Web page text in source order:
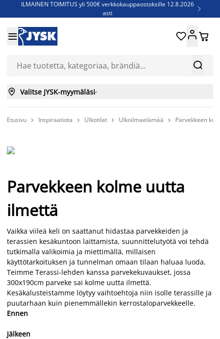
ILMAINEN TOIMITUS yli 500€ verkkokauppaostoksille 12.8.2026
asti

Jenkkisänkyjä - Säästä jopa 60%


 
 Valitse JYSK-myymäläsi
Etusivu  Inspiraatiota  Ulkotilat  Ulkoilmaelämää  Parvekkeen
Parvekkeen kolme uutta
ilmettä
Vaikka viileä keli on saattanut hidastaa parvekkeiden ja
terassien kesäkuntoon laittamista, suunnittelutyötä voi tehdä
tutkimalla valikoimia ja miettimällä, millaisen
käyttötarkoituksen ja tunnelman omaan tilaan haluaa luoda.
Teimme Terassi-lehden kanssa parvekekuvaukset, jossa
300x190cm parveke sai kolme uutta ilmettä.
Kesäkalusteistamme löytyy vaihtoehtoja niin isolle terassille ja
puutarhaan kuin pienemmällekin kerrostaloparvekkeelle.
Ennen
Jälkeen